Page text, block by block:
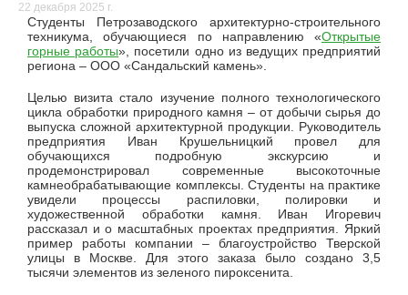
22 декабря 2025 г.
Студенты Петрозаводского архитектурно-строительного
техникума, обучающиеся по направлению «Открытые
горные работы», посетили одно из ведущих предприятий
региона – ООО «Сандальский камень».
Целью визита стало изучение полного технологического
цикла обработки природного камня – от добычи сырья до
выпуска сложной архитектурной продукции. Руководитель
предприятия Иван Крушельницкий провел для
обучающихся подробную экскурсию и
продемонстрировал современные высокоточные
камнеобрабатывающие комплексы. Студенты на практике
увидели процессы распиловки, полировки и
художественной обработки камня. Иван Игоревич
рассказал и о масштабных проектах предприятия. Яркий
пример работы компании – благоустройство Тверской
улицы в Москве. Для этого заказа было создано 3,5
тысячи элементов из зеленого пироксенита.